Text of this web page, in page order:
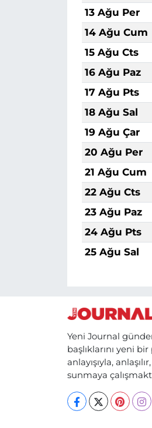
13 Ağu Per
14 Ağu Cum
15 Ağu Cts
16 Ağu Paz
17 Ağu Pts
18 Ağu Sal
19 Ağu Çar
20 Ağu Per
21 Ağu Cum
22 Ağu Cts
23 Ağu Paz
24 Ağu Pts
25 Ağu Sal
Yeni Journal
başlıklarını yeni
anlayışıyla,
sunmaya